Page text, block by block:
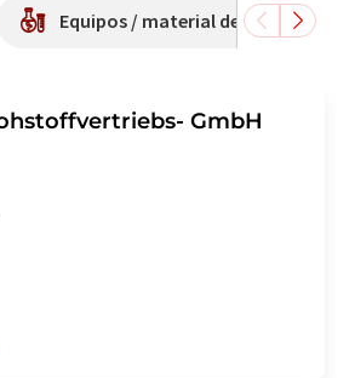
Equipos / material de laboratorio
GmbH